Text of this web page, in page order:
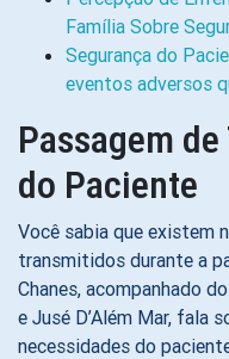
Família Sobre
Segurança do
eventos adversos
Passagem
do Paciente
Você sabia que existem
transmitidos durante a
Chanes, acompanhado
e Jusé D’Além Mar, fala
necessidades do